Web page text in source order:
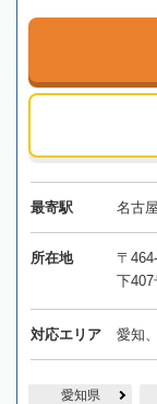
最寄駅 名古
所在地
〒
下407
対応エリア 愛知
愛知県